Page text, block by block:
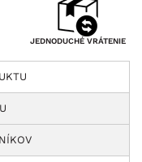
JEDNODUCHÉ VRÁTENIE